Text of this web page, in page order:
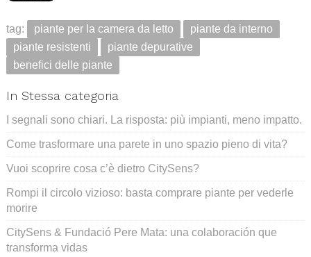
tag: piante per la camera da letto
piante da interno
piante resistenti
piante depurative
benefici delle piante
In Stessa categoria
I segnali sono chiari. La risposta: più impianti, meno impatto.
Come trasformare una parete in uno spazio pieno di vita?
Vuoi scoprire cosa c’è dietro CitySens?
Rompi il circolo vizioso: basta comprare piante per vederle
morire
CitySens & Fundació Pere Mata: una colaboración que
transforma vidas